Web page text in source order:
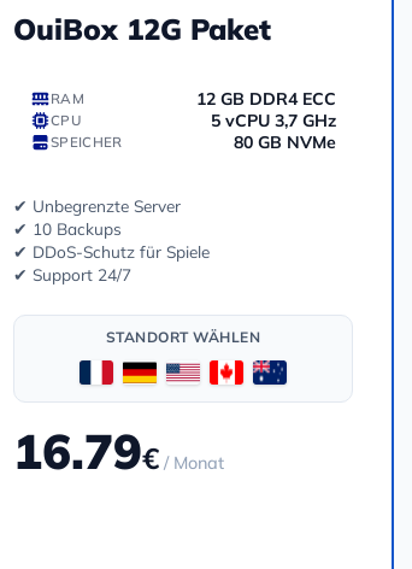
OuiBox 12G Paket
RAM 12 GB DDR4 ECC
CPU 5 vCPU 3,7 GHz
SPEICHER 80 GB NVMe
✔ Unbegrenzte Server
✔ 10 Backups
✔ DDoS-Schutz für Spiele
✔ Support 24/7
STANDORT WÄHLEN
16.79€ / Monat